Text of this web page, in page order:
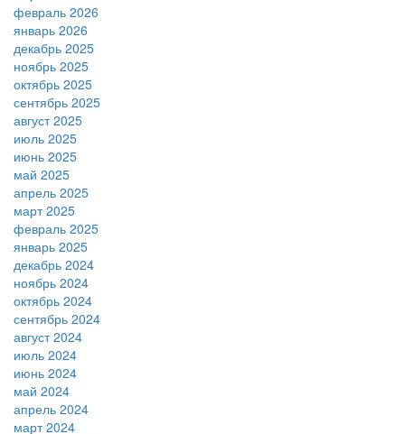
февраль 2026
январь 2026
декабрь 2025
ноябрь 2025
октябрь 2025
сентябрь 2025
август 2025
июль 2025
июнь 2025
май 2025
апрель 2025
март 2025
февраль 2025
январь 2025
декабрь 2024
ноябрь 2024
октябрь 2024
сентябрь 2024
август 2024
июль 2024
июнь 2024
май 2024
апрель 2024
март 2024